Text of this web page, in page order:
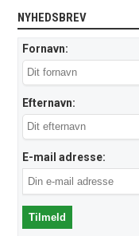
NYHEDSBREV
Fornavn:
Efternavn:
E-mail adresse: